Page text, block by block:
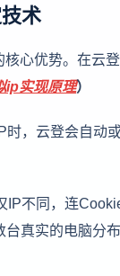
术
心优势。在云
ip实现原理）
时，云登会自动
IP不同，连
真实的电脑分布